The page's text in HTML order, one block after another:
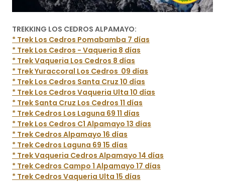
TREKKING LOS CEDROS ALPAMAYO:
* Trek Los Cedros Pomabamba 7 días
* Trek Los Cedros - Vaqueria 8 días
* Trek Vaqueria Los Cedros 8 días
* Trek Yuraccoral Los Cedros 09 días
* Trek Los Cedros Santa Cruz 10 días
* Trek Los Cedros Vaqueria Ulta 10 días
* Trek Santa Cruz Los Cedros 11 días
* Trek Cedros Los Laguna 69 11 días
* Trek Los Cedros C1 Alpamayo 13 días
* Trek Cedros Alpamayo 16 días
* Trek Cedros Laguna 69 15 días
* Trek Vaqueria Cedros Alpamayo 14 días
* Trek Cedros Campo 1 Alpamayo 17 días
* Trek Cedros Vaqueria Ulta 15 días